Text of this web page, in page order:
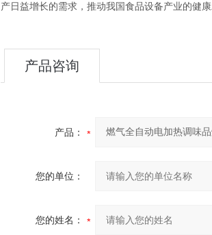
产日益增长的需求，推动我国食品设备产业的健康
产品咨询
产品：
您的单位：
您的姓名：